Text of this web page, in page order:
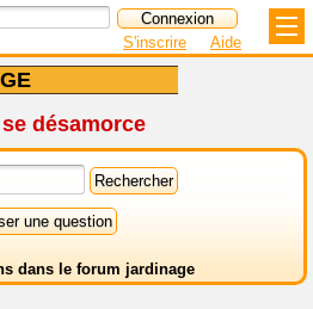
S'inscrire Aide
désamorce
dans le forum jardinage